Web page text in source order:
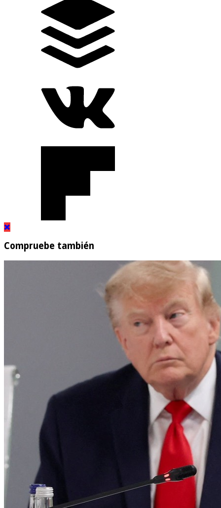
Compruebe también